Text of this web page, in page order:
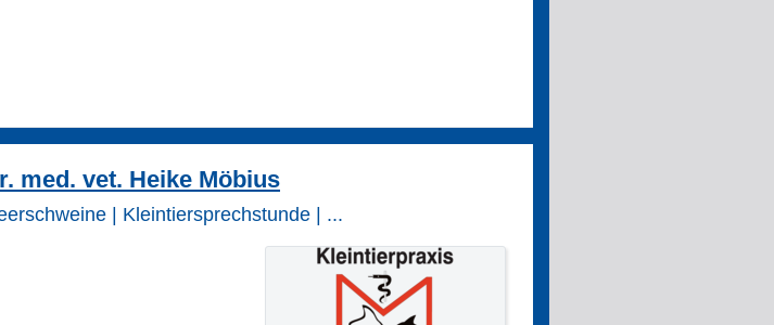
med. vet. Heike Möbius
| Kleintiersprechstunde | ...